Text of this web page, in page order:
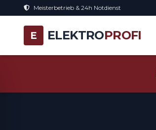
Meisterbetrieb & 24h Notdienst
E ELEKTROPROFI